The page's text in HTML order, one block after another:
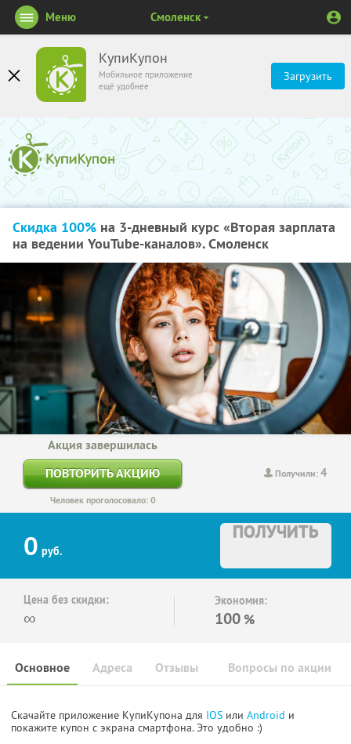
КупиКупон
Мобильное приложение
ещё удобнее
Загрузить
Меню Смоленск
Скидка 100% на 3-дневный курс «Вторая зарплата
на ведении YouTube-каналов». Смоленск
Получили:4
Акция завершилась
ПОВТОРИТЬ АКЦИЮ
Человек проголосовало: 0
0 руб.
ПОЛУЧИТЬ
Цена без скидки:
∞
Экономия:
100 %
Основное Отзывы Вопросы по акции
Адреса
Скачайте приложение КупиКупона для IOS или Android и
покажите купон с экрана смартфона. Это удобно :)